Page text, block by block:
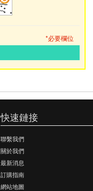
*必要欄位
快速鏈接
聯繫我們
關於我們
最新消息
訂購指南
網站地圖